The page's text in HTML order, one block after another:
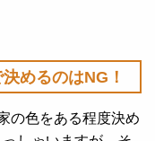
めるのはNG！
の色をある程度決め